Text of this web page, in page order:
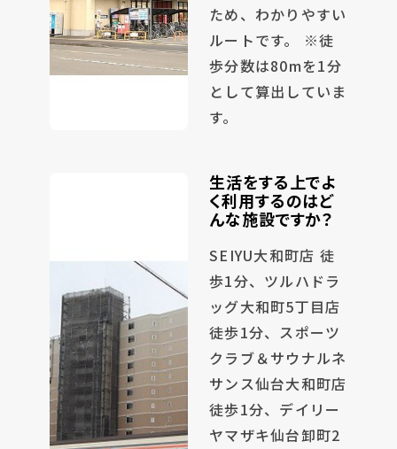
ため、わかりやすい
ルートです。 ※徒
歩分数は80mを1分
として算出していま
す。
生活をする上でよ
く利用するのはど
んな施設ですか？
SEIYU大和町店 徒
歩1分、ツルハドラ
ッグ大和町5丁目店
徒歩1分、スポーツ
クラブ＆サウナルネ
サンス仙台大和町店
徒歩1分、デイリー
ヤマザキ仙台卸町2